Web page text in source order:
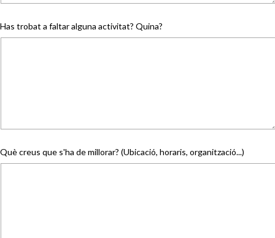
Has trobat a faltar alguna activitat? Quina?
Què creus que s'ha de millorar? (Ubicació, horaris, organització...)